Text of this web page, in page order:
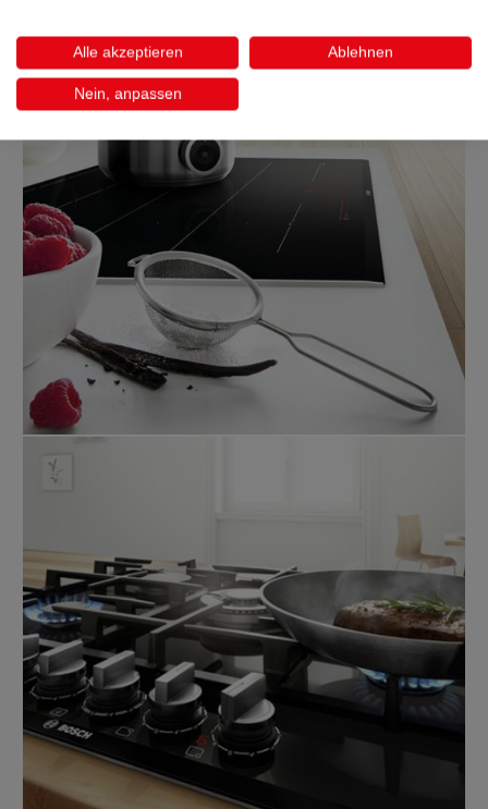
Alle akzeptieren Ablehnen
Nein, anpassen